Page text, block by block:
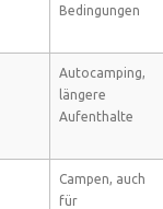
Bedingungen
Autocamping,
längere
Aufenthalte
Campen, auch
für